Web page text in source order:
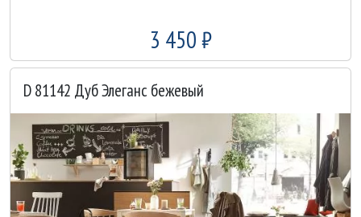
3 450 ₽
D 81142 Дуб Элеганс бежевый